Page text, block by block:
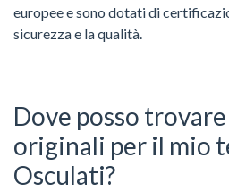
europee e sono dotati di
sicurezza e la qualità.
Dove posso
originali per il mio
Osculati?